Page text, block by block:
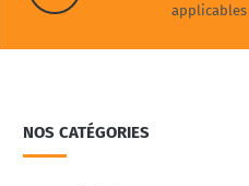
applicables
NOS CATÉGORIES